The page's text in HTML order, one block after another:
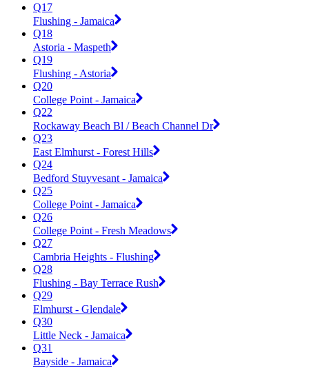
Q17
Flushing - Jamaica
Q18
Astoria - Maspeth
Q19
Flushing - Astoria
Q20
College Point - Jamaica
Q22
Rockaway Beach Bl / Beach Channel Dr
Q23
East Elmhurst - Forest Hills
Q24
Bedford Stuyvesant - Jamaica
Q25
College Point - Jamaica
Q26
College Point - Fresh Meadows
Q27
Cambria Heights - Flushing
Q28
Flushing - Bay Terrace Rush
Q29
Elmhurst - Glendale
Q30
Little Neck - Jamaica
Q31
Bayside - Jamaica